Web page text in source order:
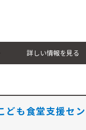
詳しい情報を見る
ども食堂支援セ